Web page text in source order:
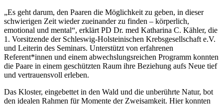
„Es geht darum, den Paaren die Möglichkeit zu geben, in dieser
schwierigen Zeit wieder zueinander zu finden – körperlich,
emotional und mental“, erklärt PD Dr. med Katharina C. Kähler, die
1. Vorsitzende der Schleswig-Holsteinischen Krebsgesellschaft e.V.
und Leiterin des Seminars. Unterstützt von erfahrenen
Referent*innen und einem abwechslungsreichen Programm konnten
die Paare in einem geschützten Raum ihre Beziehung aufs Neue tief
und vertrauensvoll erleben.
Das Kloster, eingebettet in den Wald und die unberührte Natur, bot
den idealen Rahmen für Momente der Zweisamkeit. Hier konnten